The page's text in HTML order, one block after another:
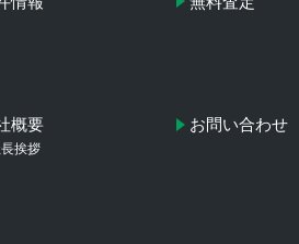
概要
挨拶
お問い合わせ